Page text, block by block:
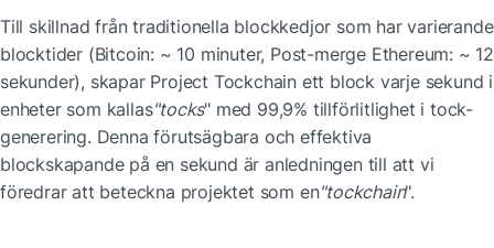
Till skillnad från traditionella blockkedjor som har varierande
blocktider (Bitcoin: ~ 10 minuter, Post-merge Ethereum: ~ 12
sekunder), skapar Project Tockchain ett block varje sekund i
enheter som kallas"tocks" med 99,9% tillförlitlighet i tock-
generering. Denna förutsägbara och effektiva
blockskapande på en sekund är anledningen till att vi
föredrar att beteckna projektet som en"tockchain".